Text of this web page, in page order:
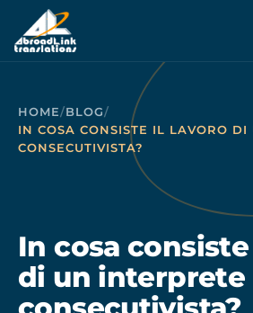
Vai al contenuto principale
HOME/BLOG/
IN COSA CONSISTE IL LAVORO DI
CONSECUTIVISTA?
In cosa
di un interprete